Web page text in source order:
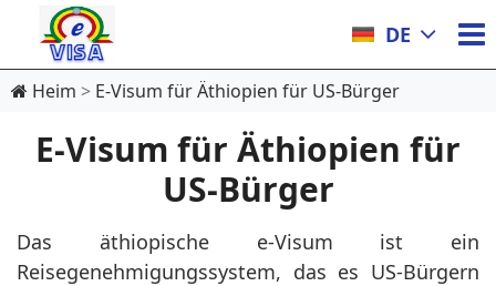
DE
Heim E-Visum für Äthiopien für US-Bürger
E-Visum für Äthiopien für
US-Bürger
Das äthiopische e-Visum ist ein
Reisegenehmigungssystem, das es US-Bürgern